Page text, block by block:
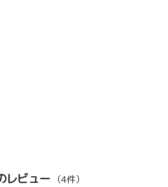
レビュー （4件）